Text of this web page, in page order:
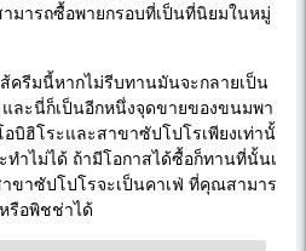
มารถซื้อพายกรอบที่เป็นที่นิยมในหมู่
ครีมนี้หากไม่รีบทานมันจะกลายเป็น
ละนี่ก็เป็นอีกหนึ่งจุดขายของขนมพา
บิฮิโระและสาขาซัปโปโรเพียงเท่านั้
ทำไม่ได้ ถ้ามีโอกาสได้ซื้อก็ทานที่นั้นเ
ขาซัปโปโรจะเป็นคาเฟ่ ที่คุณสามาร
รือพิชช่าได้